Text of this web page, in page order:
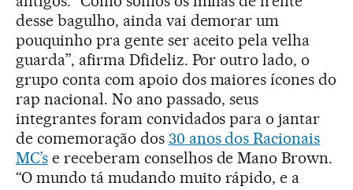
desse bagulho, ainda vai demorar um
pouquinho pra gente ser aceito pela velha
guarda”, afirma Dfideliz. Por outro lado, o
grupo conta com apoio dos maiores ícones do
rap nacional. No ano passado, seus
integrantes foram convidados para o jantar
de comemoração dos 30 anos dos Racionais
MC’se receberam conselhos de Mano Brown.
“O mundo tá mudando muito rápido, e a